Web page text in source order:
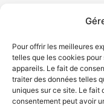
Pour offrir les meilleures
telles que les cookies
appareils. Le fait de
traiter des données telles
uniques sur ce site. Le fait
consentement peut avoir